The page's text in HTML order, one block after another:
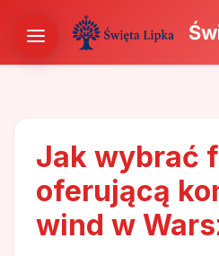
Jak wybrać
oferującą
wind w